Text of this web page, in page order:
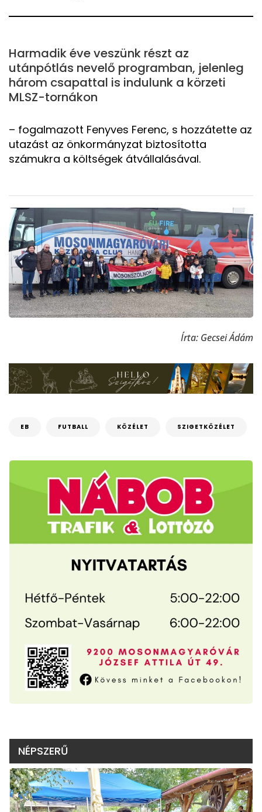
Harmadik éve veszünk részt az
utánpótlás nevelő programban, jelenleg
három csapattal is indulunk a körzeti
MLSZ-tornákon
– fogalmazott Fenyves Ferenc, s hozzátette az
utazást az önkormányzat biztosította
számukra a költségek átvállalásával.
Írta: Gecsei Ádám
EB FUTBALL KÖZÉLET SZIGETKÖZÉLET
NÉPSZERŰ